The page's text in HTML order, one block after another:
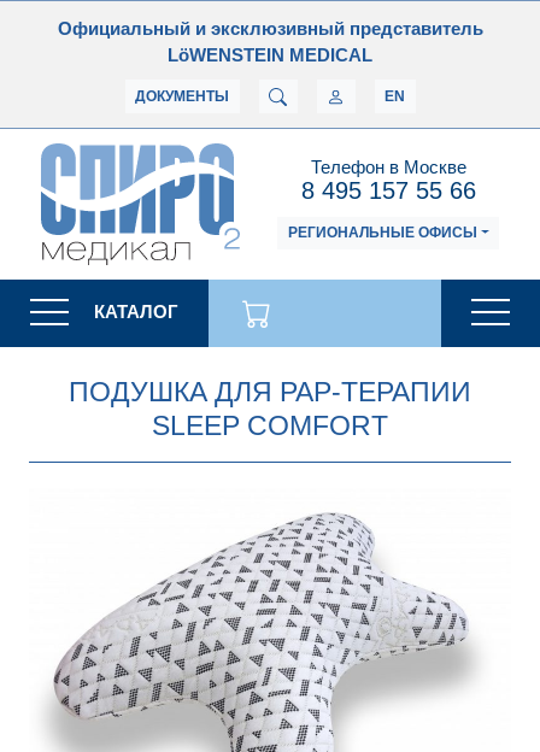
Официальный и эксклюзивный представитель
LöWENSTEIN MEDICAL
ДОКУМЕНТЫ EN
Телефон в Москве
8 495 157 55 66
РЕГИОНАЛЬНЫЕ ОФИСЫ
КАТАЛОГ
ПОДУШКА ДЛЯ PAP-ТЕРАПИИ
SLEEP COMFORT